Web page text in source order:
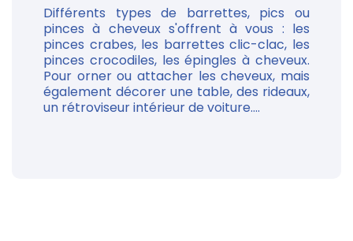
Différents types de barrettes, pics ou
pinces à cheveux s'offrent à vous : les
pinces crabes, les barrettes clic-clac, les
pinces crocodiles, les épingles à cheveux.
Pour orner ou attacher les cheveux, mais
également décorer une table, des rideaux,
un rétroviseur intérieur de voiture....